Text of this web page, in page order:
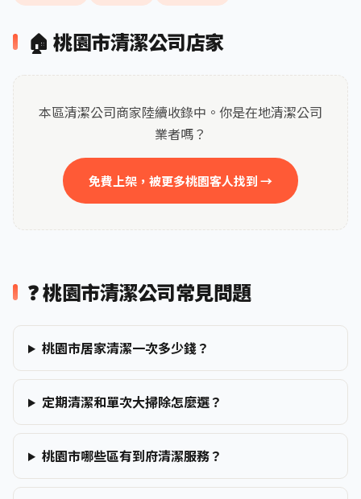
🏠 桃園市清潔公司店家
本區清潔公司商家陸續收錄中。你是在地清潔公司
業者嗎？
免費上架，被更多桃園客人找到 →
❓ 桃園市清潔公司常見問題
桃園市居家清潔一次多少錢？
定期清潔和單次大掃除怎麼選？
桃園市哪些區有到府清潔服務？